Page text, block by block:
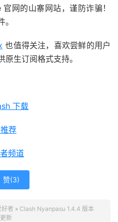
网的山寨网站，谨防诈骗！
也值得关注，喜欢尝鲜的用户
生订阅格式支持。
下载
荐
频道
赞(3)
者 » Clash Nyanpasu 1.4.4 版本
更新